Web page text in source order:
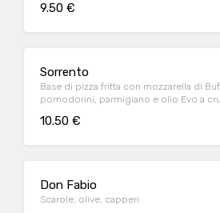
9.50 €
Sorrento
Base di pizza fritta con mozzarella di
pomodorini, parmigiano e olio Evo a
10.50 €
Don Fabio
Scarole, olive, capperi